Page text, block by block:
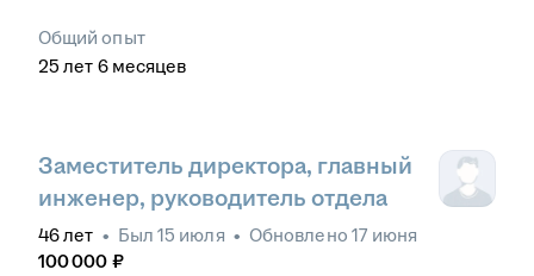
Общий опыт
25 лет 6 месяцев
Заместитель директора, главный
инженер, руководитель отдела
46лет • Был 15 июля • Обновлено 17 июня
100 000 ₽